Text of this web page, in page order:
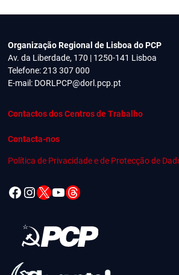
Organização Regional de Lisboa do PCP
Av. da Liberdade, 170 | 1250-141 Lisboa
Telefone: 213 307 000
E-mail: DORLPCP@dorl.pcp.pt
Contactos dos Centros de Trabalho
Contacta-nos
Política de Privacidade e de Protecção de
Facebook
Instagram
X YouTube
Threads